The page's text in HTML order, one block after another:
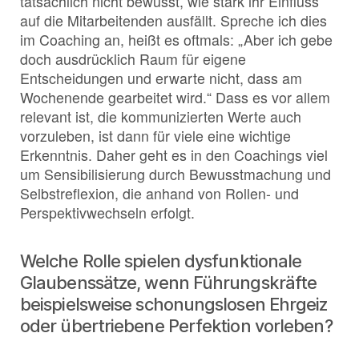
auf die Mitarbeitenden ausfällt. Spreche ich dies
im Coaching an, heißt es oftmals: „Aber ich gebe
doch ausdrücklich Raum für eigene
Entscheidungen und erwarte nicht, dass am
Wochenende gearbeitet wird.“ Dass es vor allem
relevant ist, die kommunizierten Werte auch
vorzuleben, ist dann für viele eine wichtige
Erkenntnis. Daher geht es in den Coachings viel
um Sensibilisierung durch Bewusstmachung und
Selbstreflexion, die anhand von Rollen- und
Perspektivwechseln erfolgt.
Welche Rolle spielen dysfunktionale
Glaubenssätze, wenn Führungskräfte
beispielsweise schonungslosen Ehrgeiz
oder übertriebene Perfektion vorleben?